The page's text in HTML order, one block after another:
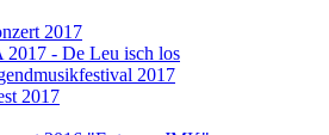
2017
- De Leu isch los
2017
2017